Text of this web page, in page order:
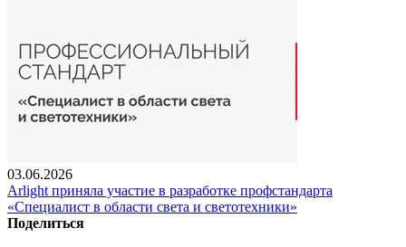
03.06.2026
Arlight приняла участие в разработке профстандарта
«Специалист в области света и светотехники»
Поделиться